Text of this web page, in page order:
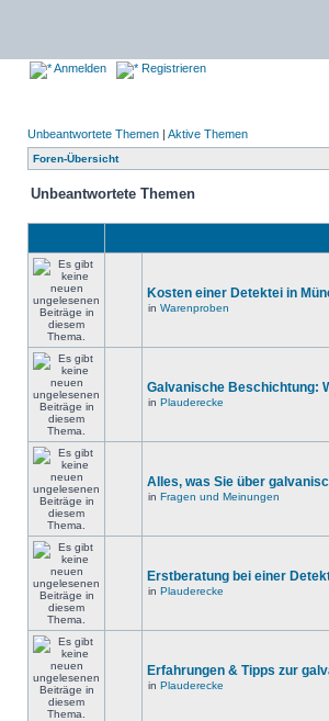
Anmelden Registrieren
Unbeantwortete Themen | Aktive Themen
Foren-Übersicht
Unbeantwortete Themen
Kosten einer Detektei in
in Warenproben
Galvanische Beschichtung:
in Plauderecke
Alles, was Sie über
in Fragen und Meinungen
Erstberatung bei einer
in Plauderecke
Erfahrungen & Tipps zur
in Plauderecke